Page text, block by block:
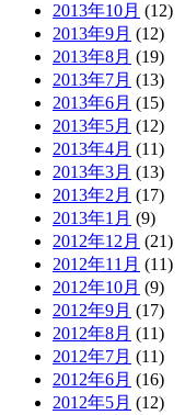
2013年10月 (12)
2013年9月 (12)
2013年8月 (19)
2013年7月 (13)
2013年6月 (15)
2013年5月 (12)
2013年4月 (11)
2013年3月 (13)
2013年2月 (17)
2013年1月 (9)
2012年12月 (21)
2012年11月 (11)
2012年10月 (9)
2012年9月 (17)
2012年8月 (11)
2012年7月 (11)
2012年6月 (16)
2012年5月 (12)